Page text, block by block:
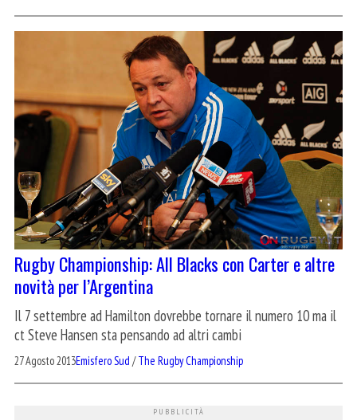
Rugby Championship: All Blacks con Carter e altre
novità per l’Argentina
Il 7 settembre ad Hamilton dovrebbe tornare il numero 10 ma il
ct Steve Hansen sta pensando ad altri cambi
27 Agosto 2013Emisfero Sud /The Rugby Championship